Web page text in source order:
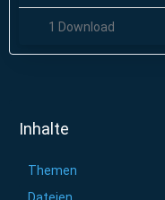
1 Download
Inhalte
Themen